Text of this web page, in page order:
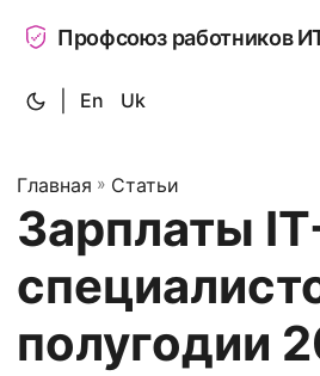
Профсоюз работников
En Uk
Главная » Статьи
Зарплаты
полугодии